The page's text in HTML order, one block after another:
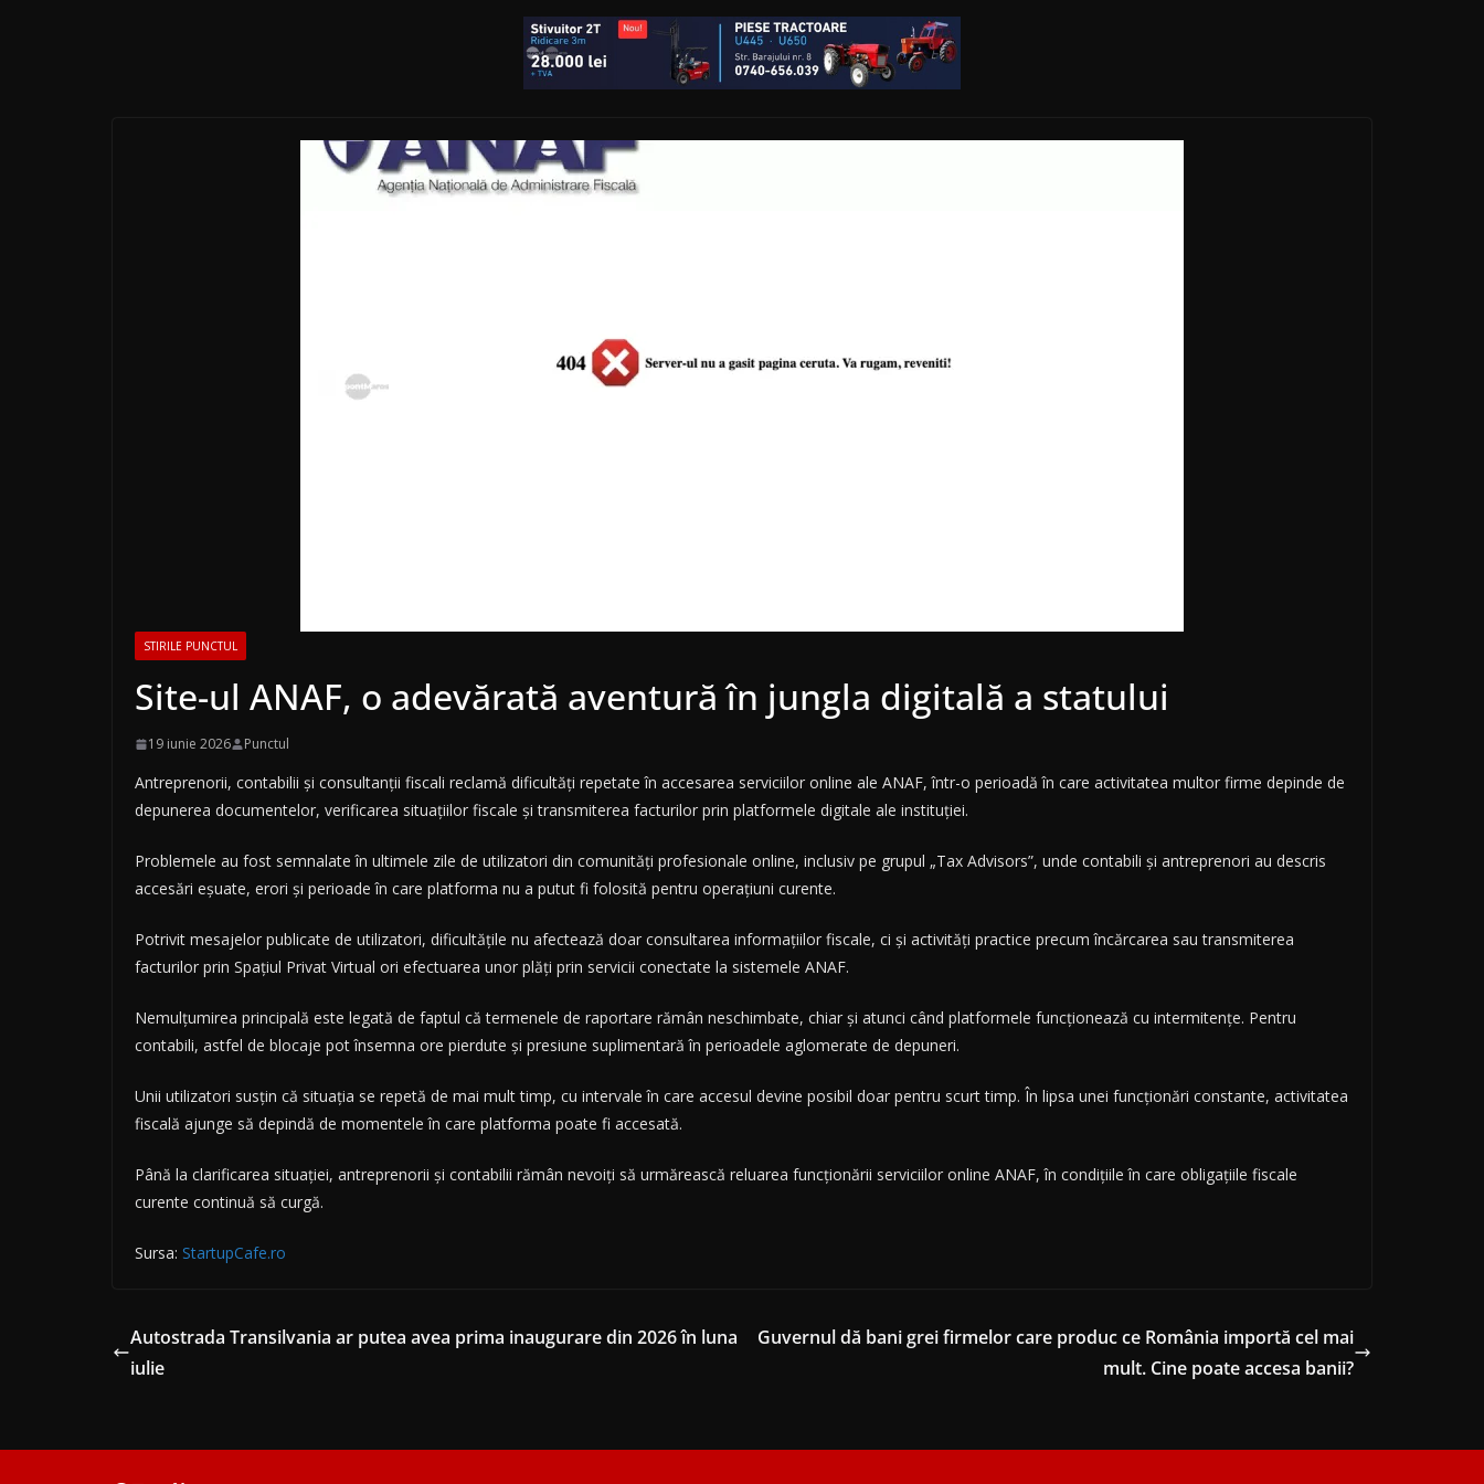
STIRILE PUNCTUL
Site-ul ANAF, o adevărată aventură în jungla digitală a statului
19 iunie 2026 Punctul
Antreprenorii, contabilii și consultanții fiscali reclamă dificultăți repetate în accesarea serviciilor online ale ANAF, într-o perioadă în care activitatea multor firme depinde de
depunerea documentelor, verificarea situațiilor fiscale și transmiterea facturilor prin platformele digitale ale instituției.
Problemele au fost semnalate în ultimele zile de utilizatori din comunități profesionale online, inclusiv pe grupul „Tax Advisors”, unde contabili și antreprenori au descris
accesări eșuate, erori și perioade în care platforma nu a putut fi folosită pentru operațiuni curente.
Potrivit mesajelor publicate de utilizatori, dificultățile nu afectează doar consultarea informațiilor fiscale, ci și activități practice precum încărcarea sau transmiterea
facturilor prin Spațiul Privat Virtual ori efectuarea unor plăți prin servicii conectate la sistemele ANAF.
Nemulțumirea principală este legată de faptul că termenele de raportare rămân neschimbate, chiar și atunci când platformele funcționează cu intermitențe. Pentru
contabili, astfel de blocaje pot însemna ore pierdute și presiune suplimentară în perioadele aglomerate de depuneri.
Unii utilizatori susțin că situația se repetă de mai mult timp, cu intervale în care accesul devine posibil doar pentru scurt timp. În lipsa unei funcționări constante, activitatea
fiscală ajunge să depindă de momentele în care platforma poate fi accesată.
Până la clarificarea situației, antreprenorii și contabilii rămân nevoiți să urmărească reluarea funcționării serviciilor online ANAF, în condițiile în care obligațiile fiscale
curente continuă să curgă.
Sursa: StartupCafe.ro
Autostrada Transilvania ar putea avea prima inaugurare din 2026 în luna
iulie
Guvernul dă bani grei firmelor care produc ce România importă cel mai
mult. Cine poate accesa banii?